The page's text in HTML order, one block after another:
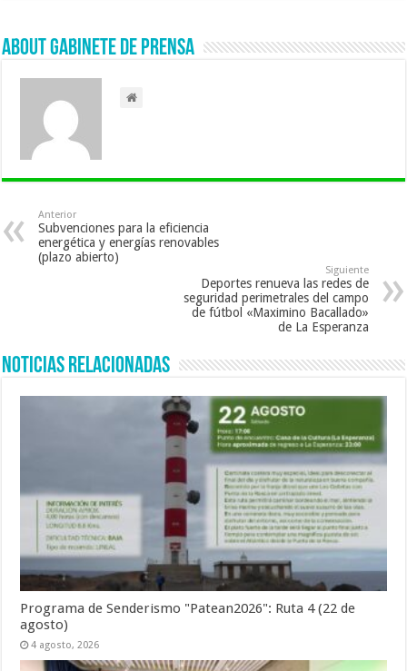
About Gabinete de Prensa
Anterior
Subvenciones para la eficiencia
energética y energías renovables
(plazo abierto)
Siguiente
Deportes renueva las redes de
seguridad perimetrales del campo
de fútbol «Maximino Bacallado»
de La Esperanza
Noticias Relacionadas
Programa de Senderismo "Patean2026": Ruta 4 (22 de
agosto)
4 agosto, 2026